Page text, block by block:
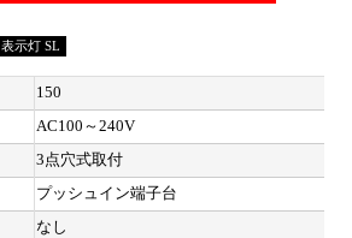
表示灯 SL
150
AC100～240V
3点穴式取付
プッシュイン端子台
なし